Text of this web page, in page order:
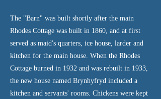
The "Barn" was built shortly after the main
Rhodes Cottage was built in 1860, and at first
served as maid's quarters, ice house, larder and
kitchen for the main house. When the Rhodes
Cottage burned in 1932 and was rebuilt in 1933,
the new house named Brynhyfryd included a
kitchen and servants' rooms. Chickens were kept